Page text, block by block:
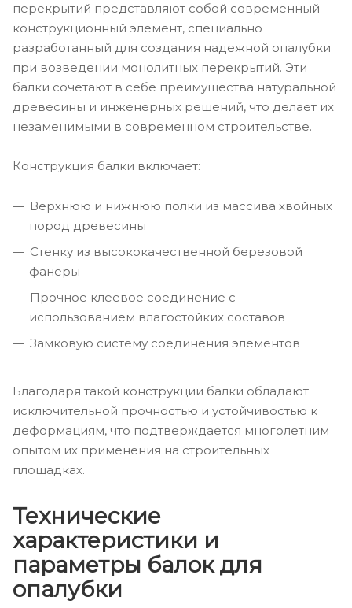
перекрытий представляют собой современный
конструкционный элемент, специально
разработанный для создания надежной опалубки
при возведении монолитных перекрытий. Эти
балки сочетают в себе преимущества натуральной
древесины и инженерных решений, что делает их
незаменимыми в современном строительстве.
Конструкция балки включает:
Верхнюю и нижнюю полки из массива хвойных
пород древесины
Стенку из высококачественной березовой
фанеры
Прочное клеевое соединение с
использованием влагостойких составов
Замковую систему соединения элементов
Благодаря такой конструкции балки обладают
исключительной прочностью и устойчивостью к
деформациям, что подтверждается многолетним
опытом их применения на строительных
площадках.
Технические
характеристики и
параметры балок для
опалубки